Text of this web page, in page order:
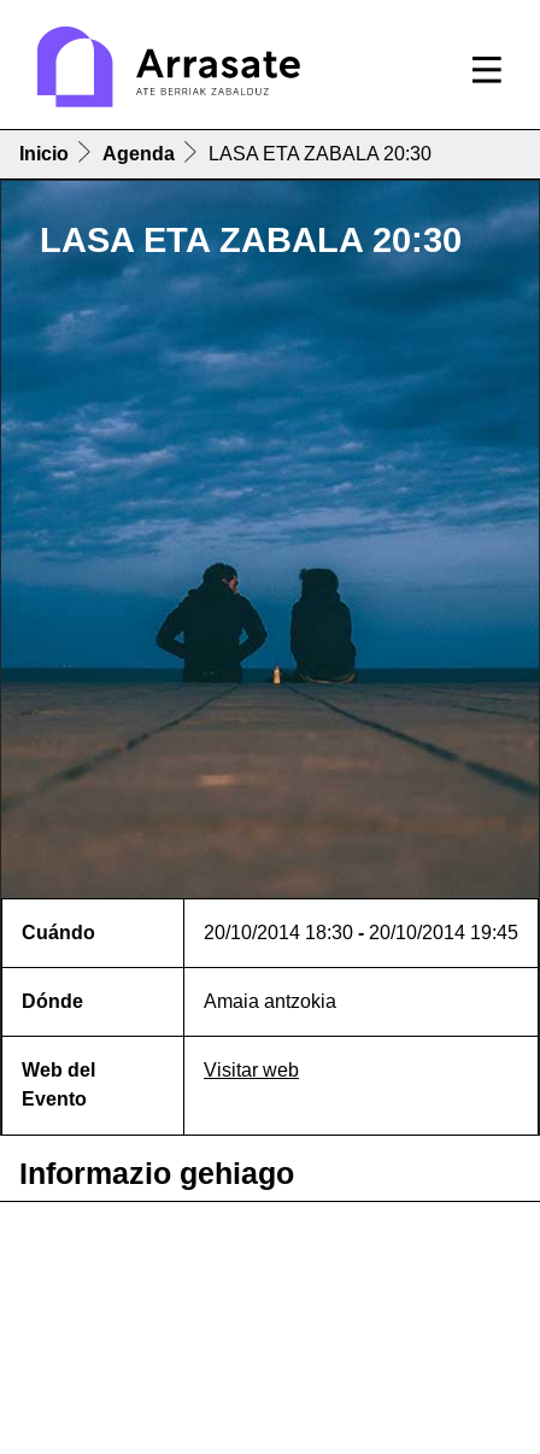
Inicio Agenda LASA ETA ZABALA 20:30
LASA ETA ZABALA 20:30
Cuándo 20/10/2014 18:30 - 20/10/2014 19:45
Dónde Amaia antzokia
Web del
Evento
Visitar web
Informazio gehiago